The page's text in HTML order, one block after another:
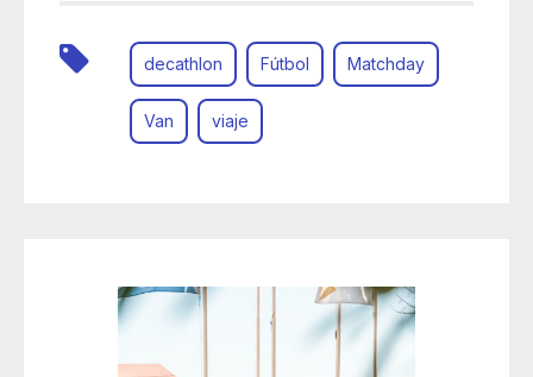
decathlon Fútbol Matchday
Van viaje